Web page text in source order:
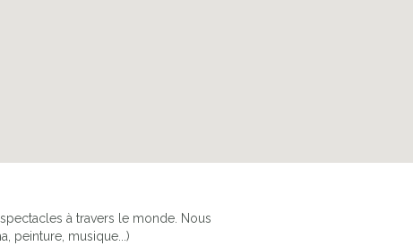
à travers le monde. Nous
peinture, musique...)